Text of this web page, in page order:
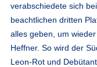
verabschiedete sich
beachtlichen dritten
alles geben, um
Heffner. So wird der
Leon-Rot und